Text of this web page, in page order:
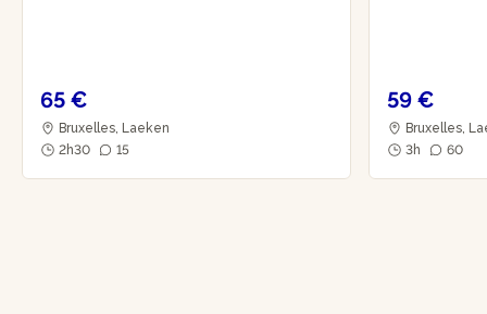
65 €
Bruxelles, Laeken
2h30
15
59 €
Bruxelles,
3h
60